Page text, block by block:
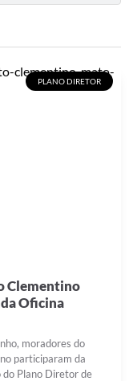
-
PLANO DIRETOR
Clementino
Oficina
moradores do
participaram da
do Plano Diretor de